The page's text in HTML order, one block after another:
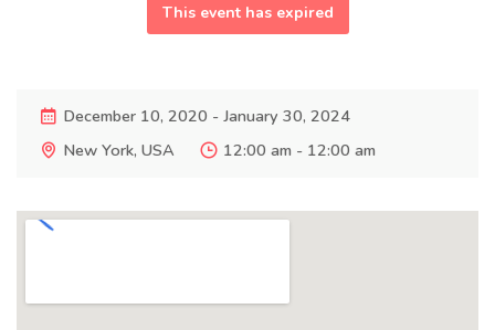
This event has expired
December 10, 2020 - January 30, 2024
New York, USA
12:00 am - 12:00 am